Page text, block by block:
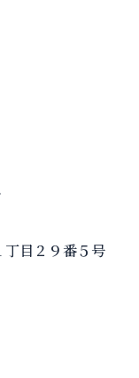
目２９番５号